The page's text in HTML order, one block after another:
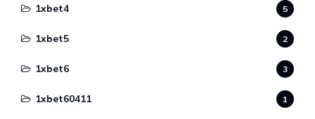
1xbet4 5
1xbet5 2
1xbet6 3
1xbet60411 1